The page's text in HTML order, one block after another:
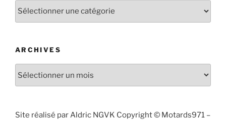
Articles
ARCHIVES
Site réalisé par Aldric NGVK Copyright © Motards971 –